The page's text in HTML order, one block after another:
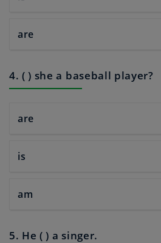
are
4. ( ) she a baseball player?
are
is
am
5. He ( ) a singer.